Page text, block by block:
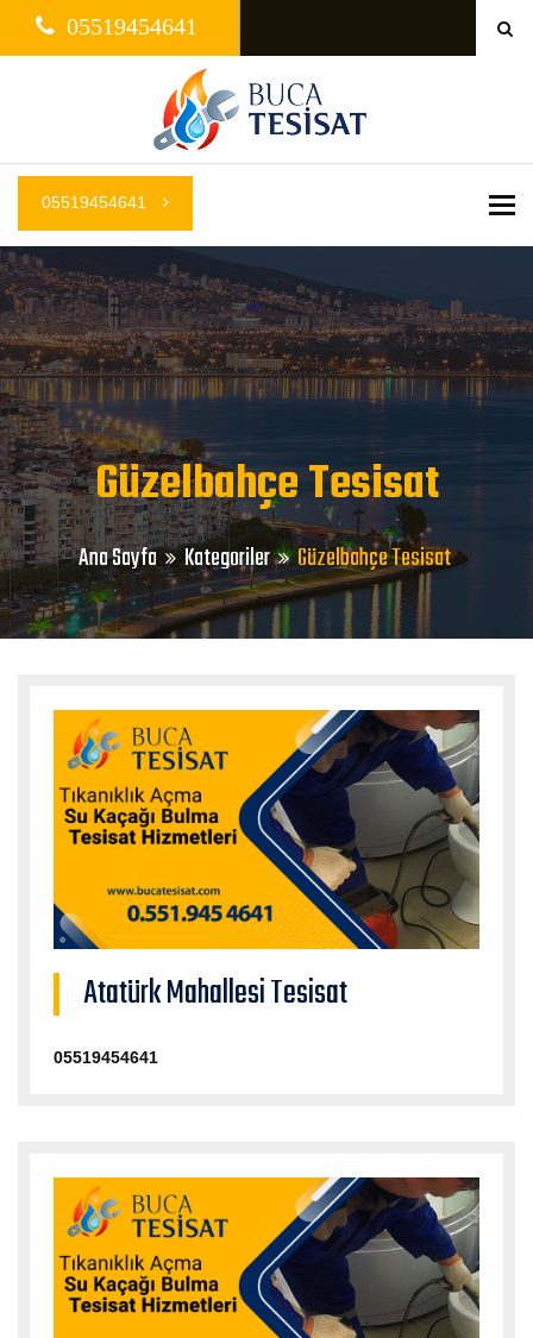
05519454641
05519454641
Güzelbahçe Tesisat
Ana Sayfa Kategoriler Güzelbahçe Tesisat
Atatürk Mahallesi Tesisat
05519454641